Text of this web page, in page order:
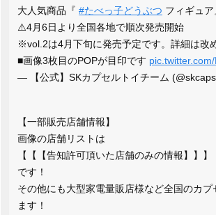
大人気商品『 #たべっ子どうぶつ フィギュア
⚠️4月6日より全国各地で順次発売開始
※vol.2は4月下旬に発売予定です。詳細は改
■画像3枚目のPOPが目印です
— 【公式】SKカプセルトイチーム
【一部販売店舗情報】
画像の店舗リストは
【【【告知許可頂いた店舗のみの情報】】】
です！
その他にも大型家電量販店様など全国のカ
ます！